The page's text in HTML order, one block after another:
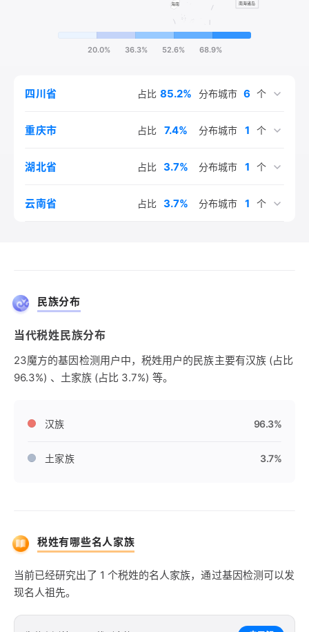
20.0% 36.3% 52.6% 68.9%
四川省 占比 85.2% 分布城市 6 个
重庆市 占比 7.4% 分布城市 1 个
湖北省 占比 3.7% 分布城市 1 个
云南省 占比 3.7% 分布城市 1 个
民族分布
当代税姓民族分布
23魔方的基因检测用户中，税姓用户的民族主要有汉族 (占比
96.3%) 、土家族 (占比 3.7%) 等。
汉族 96.3%
土家族 3.7%
税姓有哪些名人家族
当前已经研究出了 1 个税姓的名人家族，通过基因检测可以发
现名人祖先。